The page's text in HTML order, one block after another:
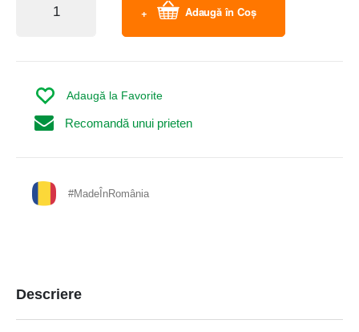
Adaugă în Coș
Recomandă unui prieten
Adaugă la Favorite
#MadeÎnRomânia
Descriere